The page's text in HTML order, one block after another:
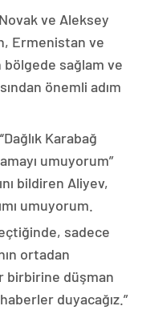
ve Aleksey
Ermenistan ve
bölgede sağlam ve
önemli adım
Karabağ
umuyorum”
bildiren Aliyev,
umuyorum.
sadece
ortadan
birbirine düşman
duyacağız.”